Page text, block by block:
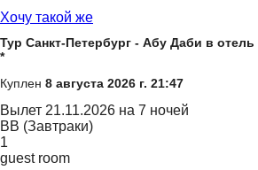
Хочу такой же
Тур Санкт-Петербург - Абу Даби в отель
*
Куплен 8 августа 2026 г. 21:47
Вылет 21.11.2026 на 7 ночей
BB (Завтраки)
1
guest room